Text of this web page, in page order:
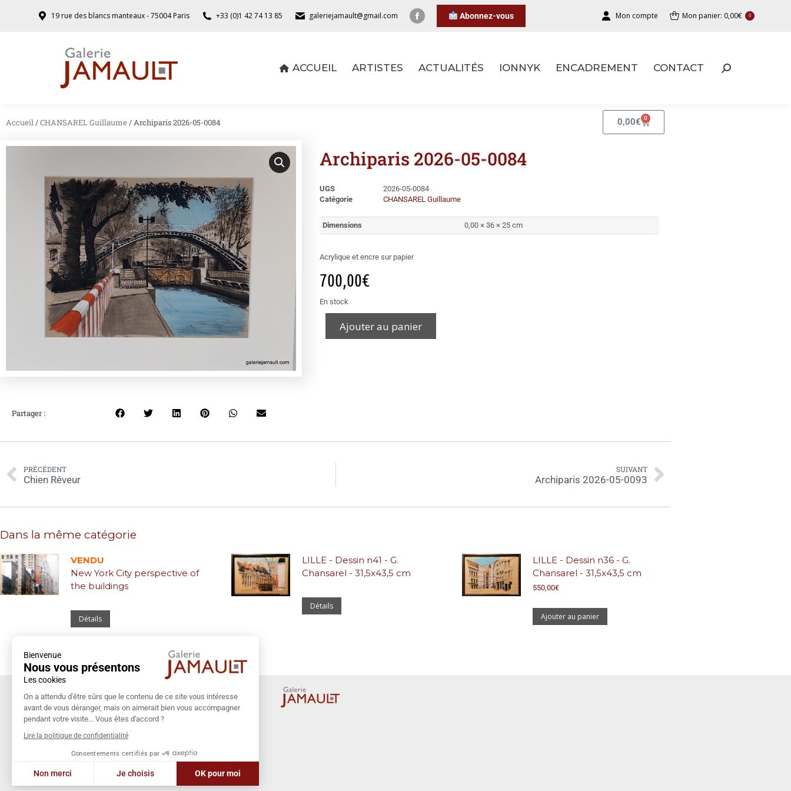
Bienvenue
Nous vous présentons
Les cookies
On a attendu d'être sûrs que le contenu de ce site vous intéresse
avant de vous déranger, mais on aimerait bien vous accompagner
pendant votre visite... Vous êtes d'accord ?
Lire la politique de confidentialité
Consentements certifiés par
Non merci Je choisis OK pour moi
19 rue des blancs manteaux - 75004 Paris +33 (0)1 42 74 13 85 galeriejamault@gmail.com Abonnez-vous Mon compte Mon panier: 0,00€ 0
ACCUEIL ARTISTES ACTUALITÉS IONNYK ENCADREMENT CONTACT
Accueil /CHANSAREL Guillaume / Archiparis 2026-05-0084 0,00€ 0
Archiparis 2026-05-0084
UGS
2026-05-0084
Catégorie
CHANSAREL Guillaume
Dimensions 0,00 × 36 × 25 cm
Acrylique et encre sur papier
700,00€
En stock
Ajouter au panier
Partager :
PRÉCÉDENT
Chien Rêveur
SUIVANT
Archiparis 2026-05-0093
Dans la même catégorie
VENDU
New York City perspective of
the buildings
Détails
LILLE - Dessin n41 - G.
Chansarel - 31,5x43,5 cm
Détails
LILLE - Dessin n36 - G.
Chansarel - 31,5x43,5 cm
550,00€
Ajouter au panier
Coordonnées
Galerie Jamault
galeriejamault@gmail.com